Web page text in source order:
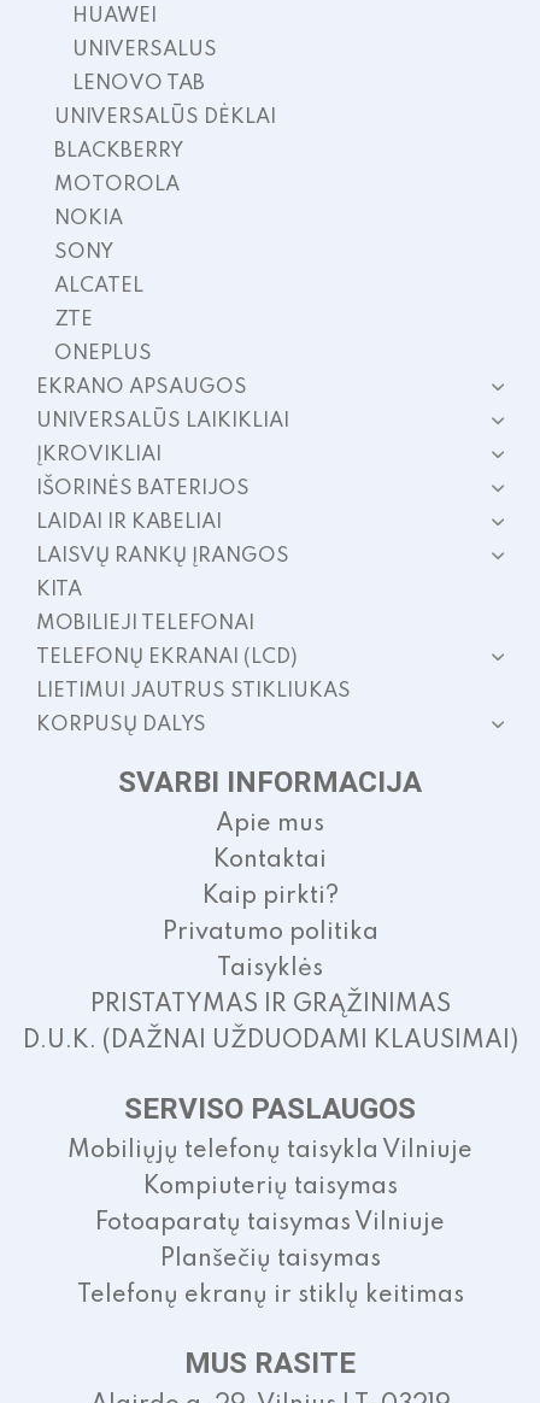
HUAWEI
UNIVERSALUS
LENOVO TAB
UNIVERSALŪS DĖKLAI
BLACKBERRY
MOTOROLA
NOKIA
SONY
ALCATEL
ZTE
ONEPLUS
EKRANO APSAUGOS
UNIVERSALŪS LAIKIKLIAI
ĮKROVIKLIAI
IŠORINĖS BATERIJOS
LAIDAI IR KABELIAI
LAISVŲ RANKŲ ĮRANGOS
KITA
MOBILIEJI TELEFONAI
TELEFONŲ EKRANAI (LCD)
LIETIMUI JAUTRUS STIKLIUKAS
KORPUSŲ DALYS
SVARBI INFORMACIJA
Apie mus
Kontaktai
Kaip pirkti?
Privatumo politika
Taisyklės
PRISTATYMAS IR GRĄŽINIMAS
D.U.K. (DAŽNAI UŽDUODAMI KLAUSIMAI)
SERVISO PASLAUGOS
Mobiliųjų telefonų taisykla Vilniuje
Kompiuterių taisymas
Fotoaparatų taisymas Vilniuje
Planšečių taisymas
Telefonų ekranų ir stiklų keitimas
MUS RASITE